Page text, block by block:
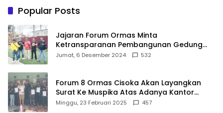
Kijang Innova
umum.
Popular Posts
Jajaran Forum Ormas Minta
Ketransparanan Pembangunan Gedung
Damkar Di Kecamatan Cisoka
Jumat, 6 Desember 2024 532
Forum 8 Ormas Cisoka Akan Layangkan
Surat Ke Muspika Atas Adanya Kantor
Matel di Cisoka
Minggu, 23 Februari 2025 457